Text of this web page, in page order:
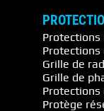
Protections
Grille de
Grille de
Protections
Protège